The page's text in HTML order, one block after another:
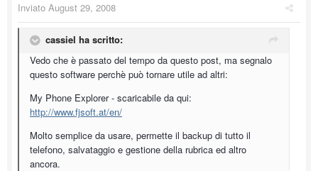
Inviato August 29, 2008
cassiel ha scritto:
Vedo che è passato del tempo da questo post, ma segnalo
questo software perchè può tornare utile ad altri:
My Phone Explorer - scaricabile da qui:
http://www.fjsoft.at/en/
Molto semplice da usare, permette il backup di tutto il
telefono, salvataggio e gestione della rubrica ed altro
ancora.